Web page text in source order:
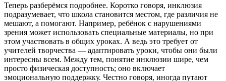
Теперь разберёмся подробнее. Коротко говоря, инклюзия
подразумевает, что школа становится местом, где различия не
мешают, а помогают. Например, ребёнок с нарушениями
зрения может использовать специальные материалы, но при
этом участвовать в общих уроках. А ведь это требует от
учителей творчества — адаптировать уроки, чтобы они были
интересны всем. Между тем, понятие инклюзии шире, чем
просто физическая доступность; оно включает
эмоциональную поддержку. Честно говоря, иногда путают